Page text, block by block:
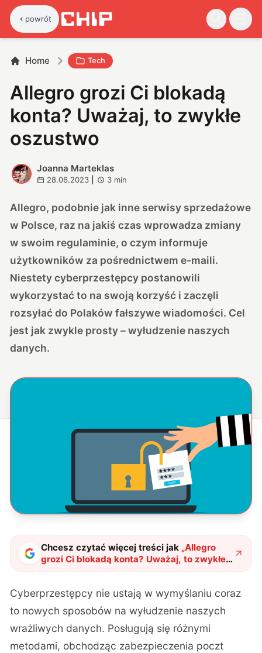
powrót
Home Tech
Allegro grozi Ci blokadą
konta? Uważaj, to zwykłe
oszustwo
J
Joanna Marteklas
28.06.2023 3 min
Allegro, podobnie jak inne serwisy sprzedażowe
w Polsce, raz na jakiś czas wprowadza zmiany
w swoim regulaminie, o czym informuje
użytkowników za pośrednictwem e-maili.
Niestety cyberprzestępcy postanowili
wykorzystać to na swoją korzyść i zaczęli
rozsyłać do Polaków fałszywe wiadomości. Cel
jest jak zwykle prosty – wyłudzenie naszych
danych.
Chcesz czytać więcej treści jak „Allegro
grozi Ci blokadą konta? Uważaj, to zwykłe
oszustwo"?
Cyberprzestępcy nie ustają w wymyślaniu coraz
to nowych sposobów na wyłudzenie naszych
wrażliwych danych. Posługują się różnymi
metodami, obchodząc zabezpieczenia poczt